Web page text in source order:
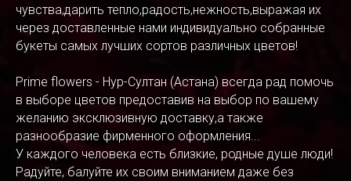
чувства,дарить тепло,радость,нежность,выражая их
через доставленные нами индивидуально собранные
букеты самых лучших сортов различных цветов!
Prime flowers - Нур-Султан (Астана) всегда рад помочь
в выборе цветов предоставив на выбор по вашему
желанию эксклюзивную доставку,а также
разнообразие фирменного оформления...
У каждого человека есть близкие, родные душе люди!
Радуйте, балуйте их своим вниманием даже без